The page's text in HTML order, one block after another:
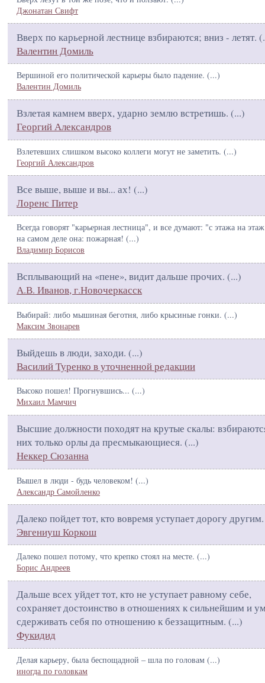
Джонатан Свифт
Вверх по карьерной лестнице взбираются; вниз - летят. (
Валентин Домиль
Вершиной его политической карьеры было падение. (...)
Валентин Домиль
Взлетая камнем вверх, ударно землю встретишь. (...)
Георгий Александров
Взлетевших слишком высоко коллеги могут не заметить. (...)
Георгий Александров
Все выше, выше и вы... ах! (...)
Лоренс Питер
Всегда говорят "карьерная лестница", и все думают: "с этажа на
на самом деле она: пожарная! (...)
Владимир Борисов
Всплывающий на «пене», видит дальше прочих. (...)
А.В. Иванов, г.Новочеркасск
Выбирай: либо мышиная беготня, либо крысиные гонки. (...)
Максим Звонарев
Выйдешь в люди, заходи. (...)
Василий Туренко в уточненной редакции
Высоко пошел! Прогнувшись... (...)
Михаил Мамчич
Высшие должности походят на крутые скалы:
них только орлы да пресмыкающиеся. (...)
Неккер Сюзанна
Вышел в люди - будь человеком! (...)
Александр Самойленко
Далеко пойдет тот, кто вовремя уступает дорогу
Эвгениуш Коркош
Далеко пошел потому, что крепко стоял на месте. (...)
Борис Андреев
Дальше всех уйдет тот, кто не уступает равному себе,
сохраняет достоинство в отношениях к сильнейшим и
сдерживать себя по отношению к беззащитным. (...)
Фукидид
Делая карьеру, была беспощадной – шла по головам (...)
иногда по головкам